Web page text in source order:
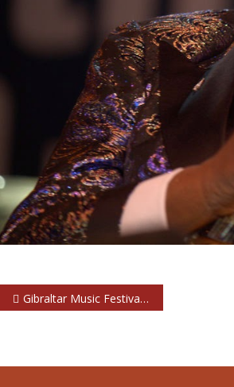
Navegación
Gibraltar Music Festival 2015: Kings of Leon, Duran Duran, Estopa, Tom Odell, The Feeling, Lawson…